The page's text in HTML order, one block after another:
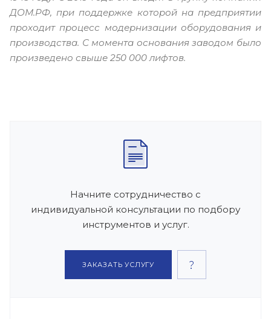
ДОМ.РФ, при поддержке которой на предприятии
проходит процесс модернизации оборудования и
производства. С момента основания заводом было
произведено свыше 250 000 лифтов.
Начните сотрудничество с
индивидуальной консультации по подбору
инструментов и услуг.
ЗАКАЗАТЬ УСЛУГУ